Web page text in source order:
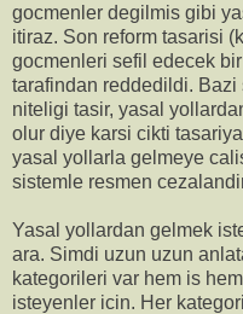
gocmenler degilmis gibi
itiraz. Son reform tasarisi
gocmenleri sefil edecek
tarafindan reddedildi.
niteligi tasir, yasal
olur diye karsi cikti
yasal yollarla gelmeye
sistemle resmen
Yasal yollardan gelmek
ara. Simdi uzun uzun
kategorileri var hem is
isteyenler icin. Her